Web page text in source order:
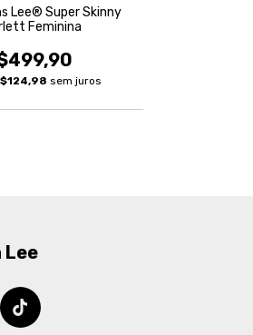
Lee® Super Skinny
Feminina
sem juros
Lee